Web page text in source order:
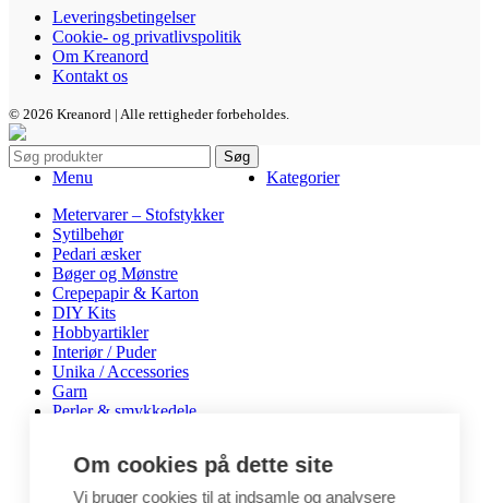
Leveringsbetingelser
Cookie- og privatlivspolitik
Om Kreanord
Kontakt os
© 2026 Kreanord | Alle rettigheder forbeholdes.
Søg
Menu
Kategorier
Metervarer – Stofstykker
Sytilbehør
Pedari æsker
Bøger og Mønstre
Crepepapir & Karton
DIY Kits
Hobbyartikler
Interiør / Puder
Unika / Accessories
Garn
Perler & smykkedele
Byggesæt
Leg
Om cookies på dette site
Vi bruger cookies til at indsamle og analysere